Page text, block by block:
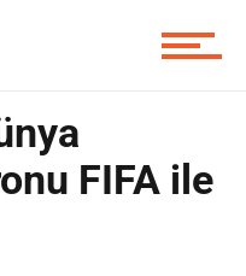
FIFA ile